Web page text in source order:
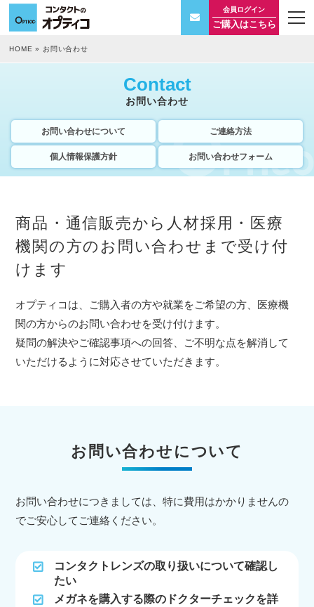
会員ログイン
ご購入はこちら
HOME » お問い合わせ
Contact
お問い合わせ
お問い合わせについて ご連絡方法
個人情報保護方針 お問い合わせフォーム
商品・通信販売から人材採用・医療
機関の方のお問い合わせまで受け付
けます
オプティコは、ご購入者の方や就業をご希望の方、医療機
関の方からのお問い合わせを受け付けます。
疑問の解決やご確認事項への回答、ご不明な点を解消して
いただけるように対応させていただきます。
お問い合わせについて
お問い合わせにつきましては、特に費用はかかりませんの
でご安心してご連絡ください。
コンタクトレンズの取り扱いについて確認し
たい
メガネを購入する際のドクターチェックを詳
t
o
g
t
n